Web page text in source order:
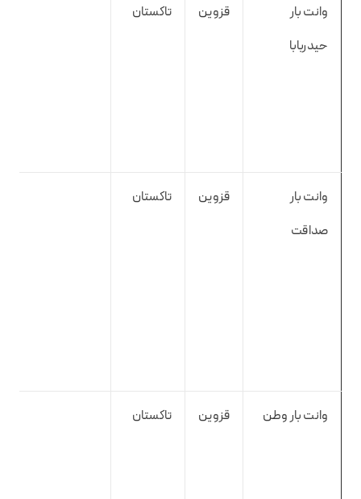
وانت بار
حیدربابا
قزوین تاکستان
وانت بار
صداقت
قزوین تاکستان
وانت بار وطن قزوین تاکستان